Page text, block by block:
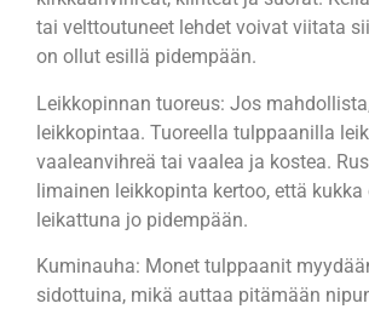
tai velttoutuneet lehdet voivat viitata
on ollut esillä pidempään.
Leikkopinnan tuoreus: Jos
leikkopintaa. Tuoreella tulppaanilla
vaaleanvihreä tai vaalea ja kostea.
limainen leikkopinta kertoo, että
leikattuna jo pidempään.
Kuminauha: Monet tulppaanit
sidottuina, mikä auttaa pitämään